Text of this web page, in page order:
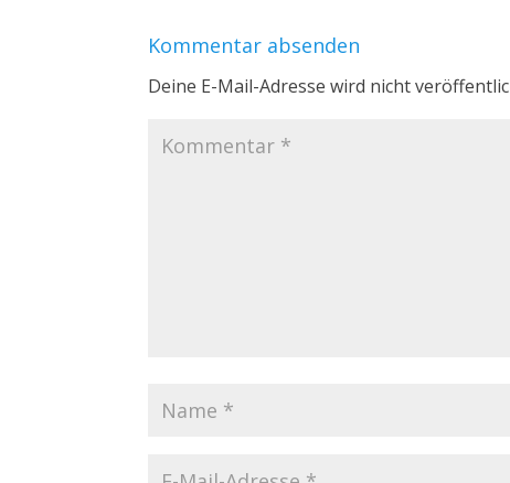
Kommentar absenden
Deine E-Mail-Adresse wird nicht